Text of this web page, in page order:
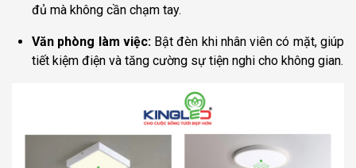
đủ mà không cần chạm tay.
Văn phòng làm việc: Bật đèn khi nhân viên có mặt, giúp
tiết kiệm điện và tăng cường sự tiện nghi cho không gian.